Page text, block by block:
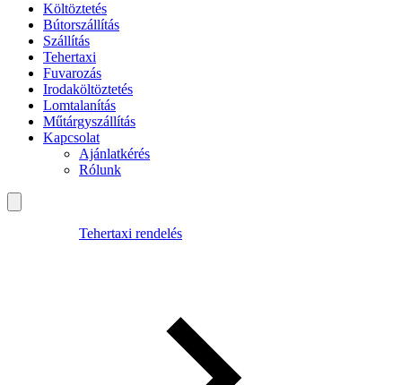
Költöztetés
Bútorszállítás
Szállítás
Tehertaxi
Fuvarozás
Irodaköltöztetés
Lomtalanítás
Műtárgyszállítás
Kapcsolat
Ajánlatkérés
Rólunk
Tehertaxi rendelés